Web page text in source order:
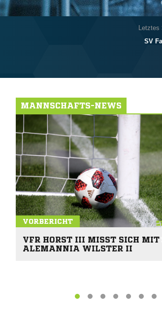
Letztes
SV
MANNSCHAFTS-NEWS
VORBERICHT
VFR HORST III MISST SICH MIT
ALEMANNIA WILSTER II